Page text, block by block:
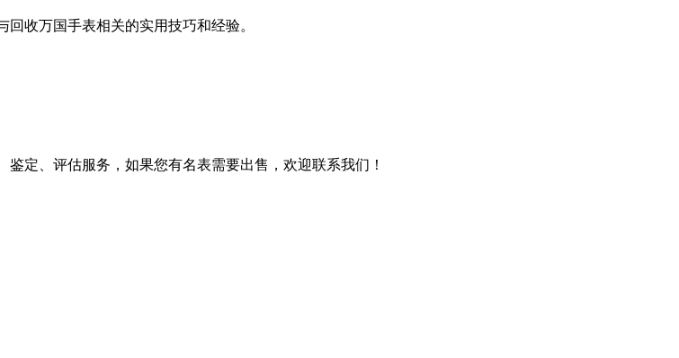
收万国手表相关的实用技巧和经验。
定、评估服务，如果您有名表需要出售，欢迎联系我们！